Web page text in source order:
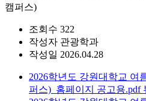
캠퍼스)
조회수 322
작성자 관광학과
작성일 2026.04.28
2026학년도 강원대학교 여
퍼스)_홈페이지 공고용.pdf